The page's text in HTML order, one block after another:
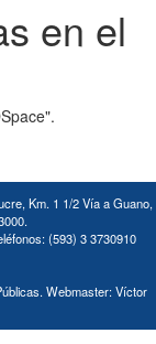
en el
Km. 1 1/2 Vía a Guano,
(593) 3 3730910
Webmaster: Víctor